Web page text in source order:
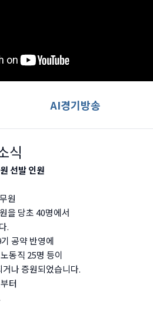
AI경기방송
식
선발 인원
원
을 당초 40명에서
.
공약 반영에
동직 25명 등이
나 증원되었습니다.
터